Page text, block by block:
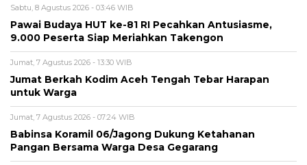
Sabtu, 8 Agustus 2026 - 03:46 WIB
Pawai Budaya HUT ke-81 RI Pecahkan Antusiasme,
9.000 Peserta Siap Meriahkan Takengon
Jumat, 7 Agustus 2026 - 13:30 WIB
Jumat Berkah Kodim Aceh Tengah Tebar Harapan
untuk Warga
Jumat, 7 Agustus 2026 - 07:24 WIB
‎Babinsa Koramil 06/Jagong Dukung Ketahanan
Pangan Bersama Warga Desa Gegarang